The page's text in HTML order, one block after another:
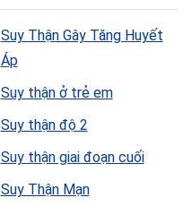
Suy Thận Gây Tăng Huyết
Áp
Suy thận ở trẻ em
Suy thận độ 2
Suy thận giai đoạn cuối
Suy Thận Mạn